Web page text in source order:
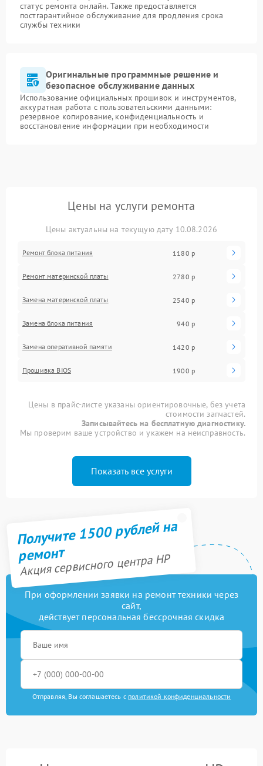
статус ремонта онлайн. Также предоставляется
постгарантийное обслуживание для продления срока
службы техники
Оригинальные программные решение и
безопасное обслуживание данных
Использование официальных прошивок и инструментов,
аккуратная работа с пользовательскими данными:
резервное копирование, конфиденциальность и
восстановление информации при необходимости
Цены на услуги ремонта
Цены актуальны на текущую дату 10.08.2026
Ремонт блока питания 1180 р
Ремонт материнской платы 2780 р
Замена материнской платы 2540 р
Замена блока питания 940 р
Замена оперативной памяти 1420 р
Прошивка BIOS 1900 р
Цены в прайс-листе указаны ориентировочные, без учета
стоимости запчастей.
Записывайтесь на бесплатную диагностику.
Мы проверим ваше устройство и укажем на неисправность.
Показать все услуги
Получите 1500 рублей на
ремонт
Акция сервисного центра HP
При оформлении заявки на ремонт техники через
сайт,
действует персональная бессрочная скидка
Отправляя, Вы соглашаетесь с политикой конфиденциальности